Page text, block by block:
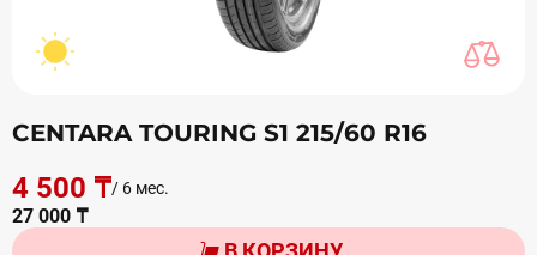
CENTARA TOURING S1 215/60 R16
4 500 ₸/ 6 мес.
27 000 ₸